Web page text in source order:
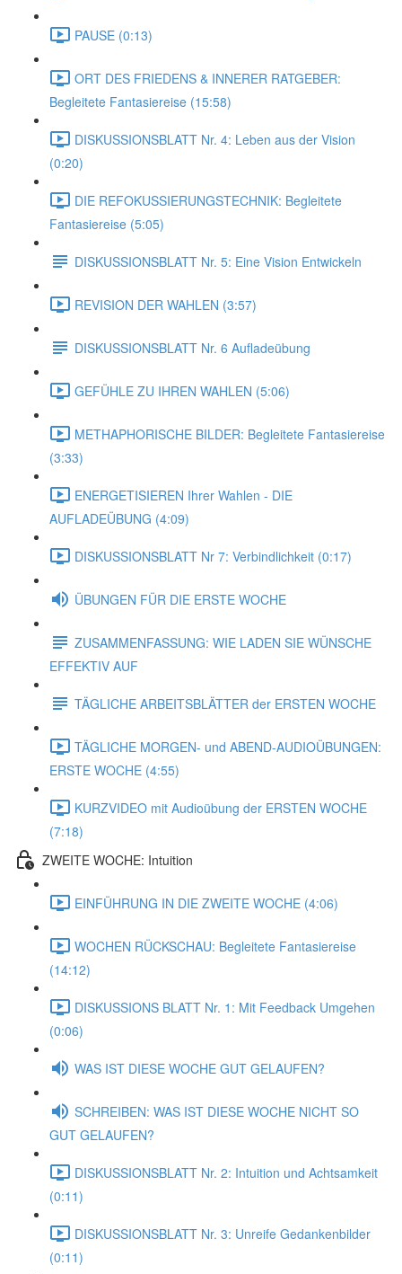
PAUSE (0:13)
ORT DES FRIEDENS & INNERER RATGEBER:
Begleitete Fantasiereise (15:58)
DISKUSSIONSBLATT Nr. 4: Leben aus der Vision
(0:20)
DIE REFOKUSSIERUNGSTECHNIK: Begleitete
Fantasiereise (5:05)
DISKUSSIONSBLATT Nr. 5: Eine Vision Entwickeln
REVISION DER WAHLEN (3:57)
DISKUSSIONSBLATT Nr. 6 Aufladeübung
GEFÜHLE ZU IHREN WAHLEN (5:06)
METHAPHORISCHE BILDER: Begleitete Fantasiereise
(3:33)
ENERGETISIEREN Ihrer Wahlen - DIE
AUFLADEÜBUNG (4:09)
DISKUSSIONSBLATT Nr 7: Verbindlichkeit (0:17)
ÜBUNGEN FÜR DIE ERSTE WOCHE
ZUSAMMENFASSUNG: WIE LADEN SIE WÜNSCHE
EFFEKTIV AUF
TÄGLICHE ARBEITSBLÄTTER der ERSTEN WOCHE
TÄGLICHE MORGEN- und ABEND-AUDIOÜBUNGEN:
ERSTE WOCHE (4:55)
KURZVIDEO mit Audioübung der ERSTEN WOCHE
(7:18)
ZWEITE WOCHE: Intuition
EINFÜHRUNG IN DIE ZWEITE WOCHE (4:06)
WOCHEN RÜCKSCHAU: Begleitete Fantasiereise
(14:12)
DISKUSSIONS BLATT Nr. 1: Mit Feedback Umgehen
(0:06)
WAS IST DIESE WOCHE GUT GELAUFEN?
SCHREIBEN: WAS IST DIESE WOCHE NICHT SO
GUT GELAUFEN?
DISKUSSIONSBLATT Nr. 2: Intuition und Achtsamkeit
(0:11)
DISKUSSIONSBLATT Nr. 3: Unreife Gedankenbilder
(0:11)